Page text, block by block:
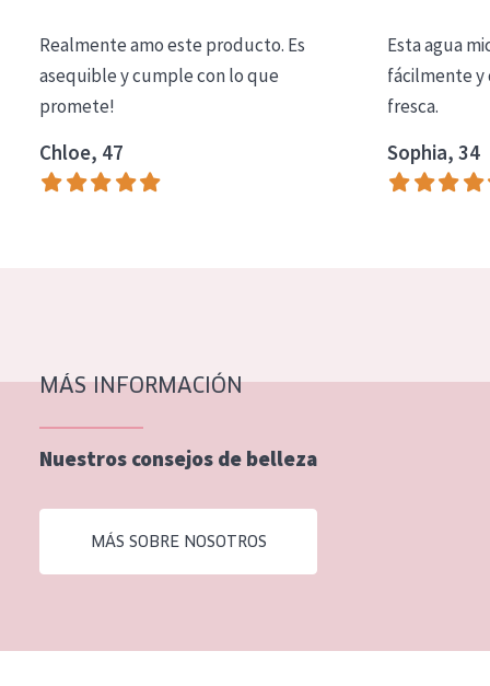
Limpieza
COLECCIÓN
Essentials
Lift+
Piel normal y seca
Piel mixata o grasa
Piel madura
Piel expuesta al sol
Piel menopáusica
Todas las edades
Realmente amo este producto. Es
asequible y cumple con lo que
promete!
Chloe, 47
Esta agua
fácilmente y
fresca.
Sophia, 34
MÁS INFORMACIÓN
Nuestros consejos de belleza
MÁS SOBRE NOSOTROS